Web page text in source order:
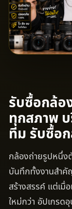
รับซื้อกล้อ
ทุกสภาพ บ
ทีม รับซื้อ
กล้องถ่ายรูปหนึ่งตั
บันทึกทั้งงานสำคั
สร้างสรรค์ แต่เมื่
ใหม่กว่า อัปเกรด